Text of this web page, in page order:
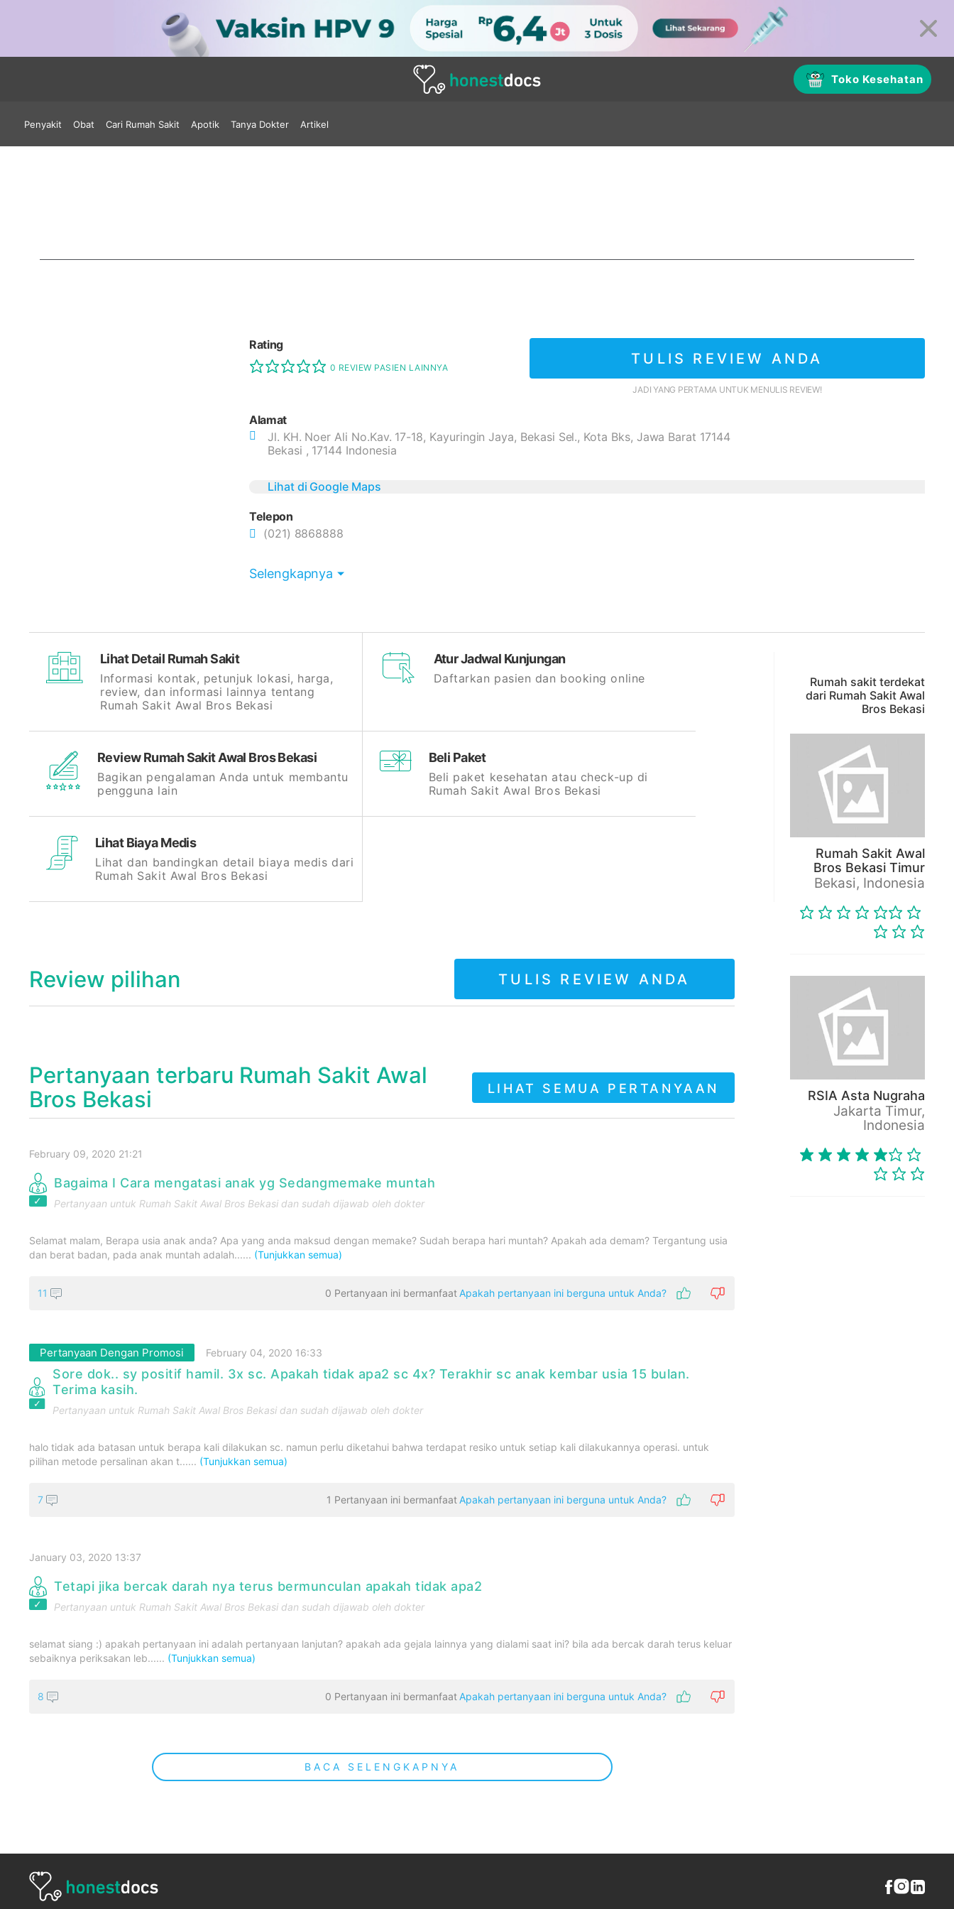
Toko Kesehatan
Penyakit Obat Cari Rumah Sakit Apotik Tanya Dokter Artikel
Rating
0 REVIEW PASIEN LAINNYA TULIS REVIEW ANDA
JADI YANG PERTAMA UNTUK MENULIS REVIEW!
Alamat
Jl. KH. Noer Ali No.Kav. 17-18, Kayuringin Jaya, Bekasi Sel., Kota Bks, Jawa Barat 17144
Bekasi , 17144 Indonesia
Lihat di Google Maps
Telepon
(021) 8868888
Selengkapnya
Lihat Detail Rumah Sakit
Informasi kontak, petunjuk lokasi, harga,
review, dan informasi lainnya tentang
Rumah Sakit Awal Bros Bekasi
Atur Jadwal Kunjungan
Daftarkan pasien dan booking online
Review Rumah Sakit Awal Bros Bekasi
Bagikan pengalaman Anda untuk membantu
pengguna lain
Beli Paket
Beli paket kesehatan atau check-up di
Rumah Sakit Awal Bros Bekasi
Lihat Biaya Medis
Lihat dan bandingkan detail biaya medis dari
Rumah Sakit Awal Bros Bekasi
Review pilihan TULIS REVIEW ANDA
Pertanyaan terbaru Rumah Sakit Awal
Bros Bekasi
LIHAT SEMUA PERTANYAAN
February 09, 2020 21:21
Bagaima I Cara mengatasi anak yg Sedangmemake muntah
Pertanyaan untuk Rumah Sakit Awal Bros Bekasi dan sudah dijawab oleh dokter
Selamat malam, Berapa usia anak anda? Apa yang anda maksud dengan memake? Sudah berapa hari muntah? Apakah ada demam? Tergantung usia
dan berat badan, pada anak muntah adalah...... (Tunjukkan semua)
11 0 Pertanyaan ini bermanfaat Apakah pertanyaan ini berguna untuk Anda?
Pertanyaan Dengan Promosi February 04, 2020 16:33
Sore dok.. sy positif hamil. 3x sc. Apakah tidak apa2 sc 4x? Terakhir sc anak kembar usia 15 bulan.
Terima kasih.
Pertanyaan untuk Rumah Sakit Awal Bros Bekasi dan sudah dijawab oleh dokter
halo tidak ada batasan untuk berapa kali dilakukan sc. namun perlu diketahui bahwa terdapat resiko untuk setiap kali dilakukannya operasi. untuk
pilihan metode persalinan akan t...... (Tunjukkan semua)
7 1 Pertanyaan ini bermanfaat Apakah pertanyaan ini berguna untuk Anda?
January 03, 2020 13:37
Tetapi jika bercak darah nya terus bermunculan apakah tidak apa2
Pertanyaan untuk Rumah Sakit Awal Bros Bekasi dan sudah dijawab oleh dokter
selamat siang :) apakah pertanyaan ini adalah pertanyaan lanjutan? apakah ada gejala lainnya yang dialami saat ini? bila ada bercak darah terus keluar
sebaiknya periksakan leb...... (Tunjukkan semua)
8 0 Pertanyaan ini bermanfaat Apakah pertanyaan ini berguna untuk Anda?
BACA SELENGKAPNYA
Rumah sakit terdekat
dari Rumah Sakit Awal
Bros Bekasi
Rumah Sakit Awal
Bros Bekasi Timur
Bekasi, Indonesia
RSIA Asta Nugraha
Jakarta Timur,
Indonesia